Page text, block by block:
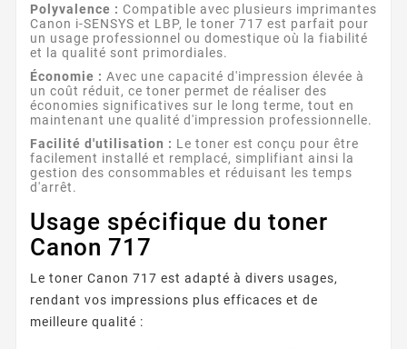
Polyvalence : Compatible avec plusieurs imprimantes
Canon i-SENSYS et LBP, le toner 717 est parfait pour
un usage professionnel ou domestique où la fiabilité
et la qualité sont primordiales.
Économie : Avec une capacité d'impression élevée à
un coût réduit, ce toner permet de réaliser des
économies significatives sur le long terme, tout en
maintenant une qualité d'impression professionnelle.
Facilité d'utilisation : Le toner est conçu pour être
facilement installé et remplacé, simplifiant ainsi la
gestion des consommables et réduisant les temps
d'arrêt.
Usage spécifique du toner
Canon 717
Le toner Canon 717 est adapté à divers usages,
rendant vos impressions plus efficaces et de
meilleure qualité :